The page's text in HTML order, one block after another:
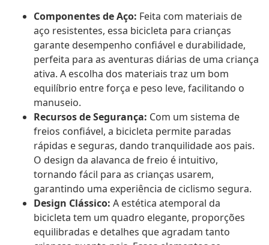
Componentes de Aço: Feita com materiais de
aço resistentes, essa bicicleta para crianças
garante desempenho confiável e durabilidade,
perfeita para as aventuras diárias de uma criança
ativa. A escolha dos materiais traz um bom
equilíbrio entre força e peso leve, facilitando o
manuseio.
Recursos de Segurança: Com um sistema de
freios confiável, a bicicleta permite paradas
rápidas e seguras, dando tranquilidade aos pais.
O design da alavanca de freio é intuitivo,
tornando fácil para as crianças usarem,
garantindo uma experiência de ciclismo segura.
Design Clássico: A estética atemporal da
bicicleta tem um quadro elegante, proporções
equilibradas e detalhes que agradam tanto